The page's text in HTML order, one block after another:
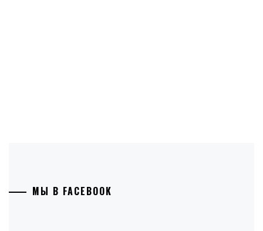
МЫ В FACEBOOK